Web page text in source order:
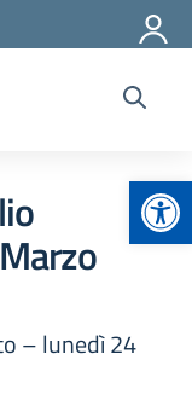
– lunedì 24